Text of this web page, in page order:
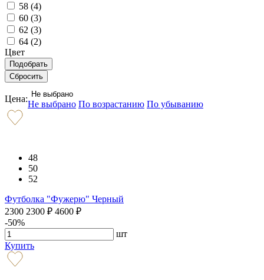
58 (4)
60 (3)
62 (3)
64 (2)
Цвет
Цена: Не выбрано
Не выбрано По возрастанию По убыванию
48
50
52
Футболка "Фужерю" Черный
2300 2300 ₽ 4600 ₽
-50%
шт
Купить